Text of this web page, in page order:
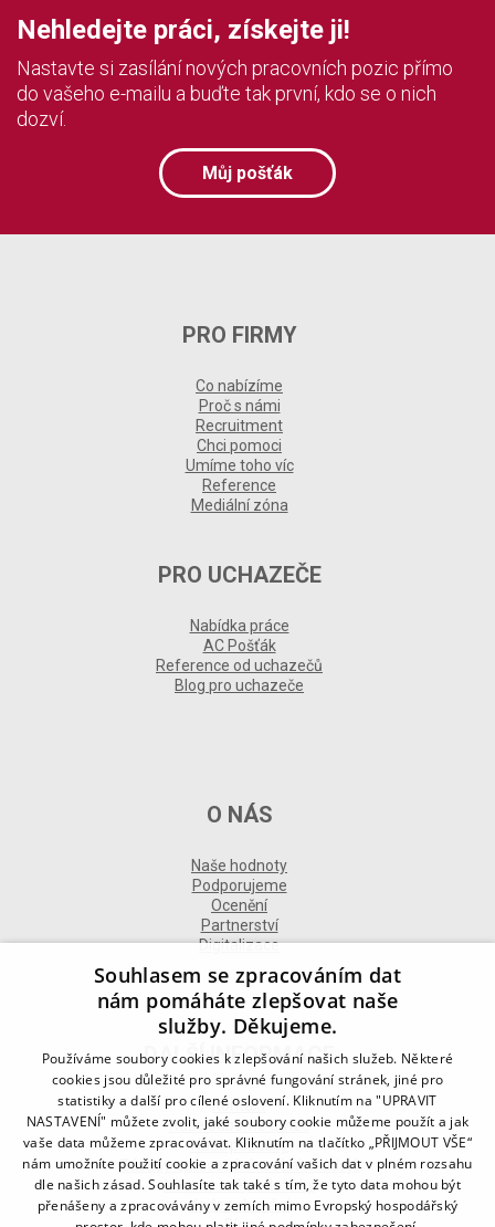
Nehledejte práci, získejte ji!
Nastavte si zasílání nových pracovních pozic přímo
do vašeho e-mailu a buďte tak první, kdo se o nich
dozví.
Můj pošťák
PRO FIRMY
Co nabízíme
Proč s námi
Recruitment
Chci pomoci
Umíme toho víc
Reference
Mediální zóna
PRO UCHAZEČE
Nabídka práce
AC Pošťák
Reference od uchazečů
Blog pro uchazeče
O NÁS
Naše hodnoty
Podporujeme
Ocenění
Partnerství
Digitalizace
DALŠÍ INFORMACE
Kontakt
Naše odborné divize
Naše pobočky
Zásady zpracování osobních údajů
Všeobecné podmínky
Kodex chování
Souhlasem se zpracováním dat
nám pomáháte zlepšovat naše
služby. Děkujeme.
Používáme soubory cookies k zlepšování našich služeb. Některé
cookies jsou důležité pro správné fungování stránek, jiné pro
statistiky a další pro cílené oslovení. Kliknutím na "UPRAVIT
NASTAVENÍ" můžete zvolit, jaké soubory cookie můžeme použít a jak
vaše data můžeme zpracovávat. Kliknutím na tlačítko „PŘIJMOUT VŠE“
nám umožníte použití cookie a zpracování vašich dat v plném rozsahu
dle našich zásad. Souhlasíte tak také s tím, že tyto data mohou být
přenášeny a zpracovávány v zemích mimo Evropský hospodářský